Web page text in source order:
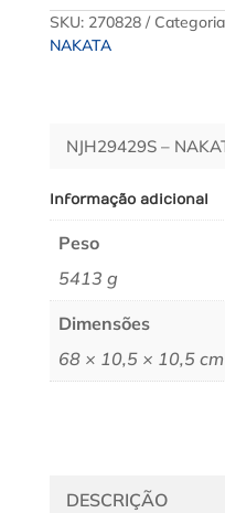
SKU: 270828
NAKATA
NJH29429S –
Informação adicional
Peso
5413 g
Dimensões
68 × 10,5 × 10,5 cm
DESCRIÇÃO